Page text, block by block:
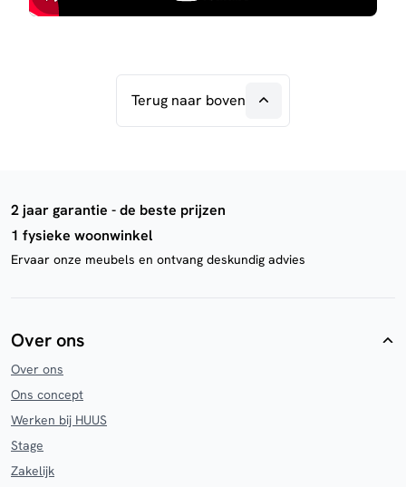
Terug naar boven
2 jaar garantie - de beste prijzen
1 fysieke woonwinkel
Ervaar onze meubels en ontvang deskundig advies
Over ons
Over ons
Ons concept
Werken bij HUUS
Stage
Zakelijk